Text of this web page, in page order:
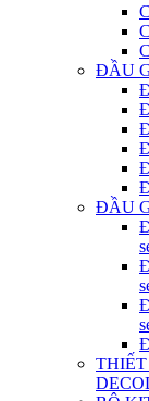
ĐẦU
ĐẦU